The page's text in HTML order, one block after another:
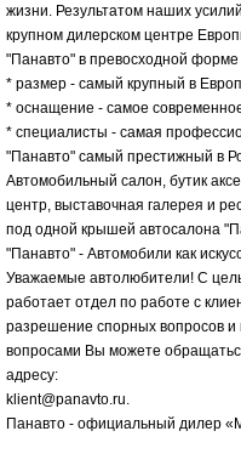
жизни. Результатом наших
крупном дилерском центре
"Панавто" в превосходной форме
* размер - самый крупный в
* оснащение - самое
* специалисты - самая
"Панавто" самый престижный в
Автомобильный салон, бутик
центр, выставочная галерея и
под одной крышей автосалона
"Панавто" - Автомобили как
Уважаемые автолюбители! С
работает отдел по работе с
разрешение спорных вопросов
вопросами Вы можете
адресу:
klient@panavto.ru.
Панавто - официальный дилер